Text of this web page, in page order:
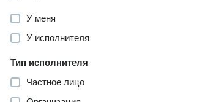
У меня
У исполнителя
Тип исполнителя
Частное лицо